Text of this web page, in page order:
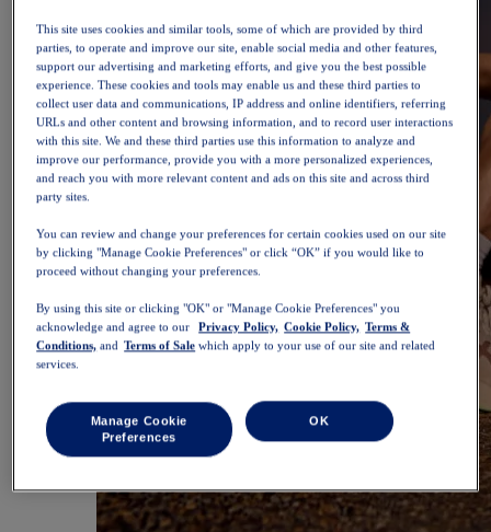
This site uses cookies and similar tools, some of which are provided by third
parties, to operate and improve our site, enable social media and other features,
support our advertising and marketing efforts, and give you the best possible
experience. These cookies and tools may enable us and these third parties to
collect user data and communications, IP address and online identifiers, referring
URLs and other content and browsing information, and to record user interactions
with this site. We and these third parties use this information to analyze and
improve our performance, provide you with a more personalized experiences,
and reach you with more relevant content and ads on this site and across third
party sites.
You can review and change your preferences for certain cookies used on our site
by clicking "Manage Cookie Preferences" or click “OK” if you would like to
proceed without changing your preferences.
By using this site or clicking "OK" or "Manage Cookie Preferences" you
acknowledge and agree to our
Privacy Policy, Cookie Policy, Terms &
Conditions, and Terms of Sale which apply to your use of our site and related
services.
Manage Cookie
Preferences
OK